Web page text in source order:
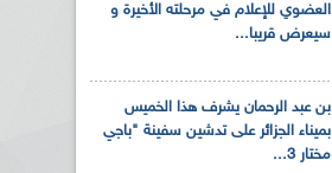
العضوي للإعلام في مرحلته الأخيرة و
سيعرض قريبا...
بن عبد الرحمان يشرف هذا الخميس
بميناء الجزائر على تدشين سفينة "باجي
مختار 3...